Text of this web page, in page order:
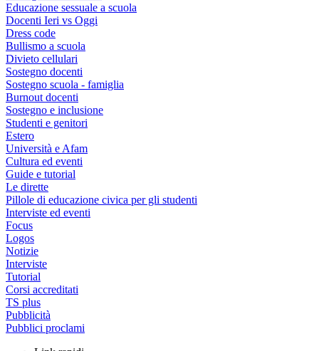
Educazione sessuale a scuola
Docenti Ieri vs Oggi
Dress code
Bullismo a scuola
Divieto cellulari
Sostegno docenti
Sostegno scuola - famiglia
Burnout docenti
Sostegno e inclusione
Studenti e genitori
Estero
Università e Afam
Cultura ed eventi
Guide e tutorial
Le dirette
Pillole di educazione civica per gli studenti
Interviste ed eventi
Focus
Logos
Notizie
Interviste
Tutorial
Corsi accreditati
TS plus
Pubblicità
Pubblici proclami